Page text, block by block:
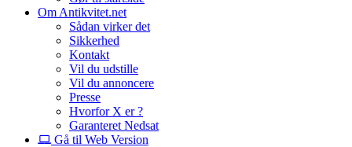
Om Antikvitet.net
Sådan virker det
Sikkerhed
Kontakt
Vil du udstille
Vil du annoncere
Presse
Hvorfor X er ?
Garanteret Nedsat
Gå til Web Version